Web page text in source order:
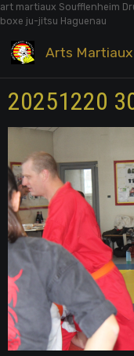
art martiaux Soufflenheim
boxe ju-jitsu Haguenau
Arts Martiaux
20251220